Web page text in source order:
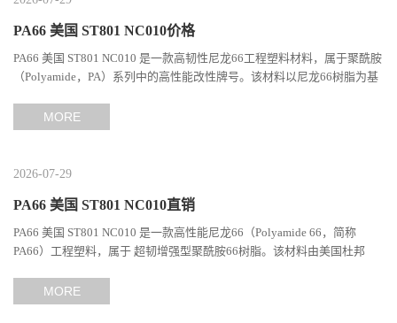
PA66 美国 ST801 NC010价格
PA66 美国 ST801 NC010 是一款高韧性尼龙66工程塑料材料，属于聚酰胺
（Polyamide，PA）系列中的高性能改性牌号。该材料以尼龙66树脂为基
MORE
2026-07-29
PA66 美国 ST801 NC010直销
PA66 美国 ST801 NC010 是一款高性能尼龙66（Polyamide 66，简称
PA66）工程塑料，属于 超韧增强型聚酰胺66树脂。该材料由美国杜邦
MORE